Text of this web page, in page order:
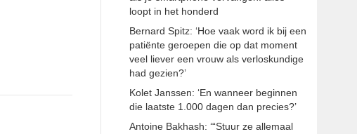
loopt in het honderd
Bernard Spitz: ‘Hoe vaak word ik bij een
patiënte geroepen die op dat moment
veel liever een vrouw als verloskundige
had gezien?’
Kolet Janssen: ‘En wanneer beginnen
die laatste 1.000 dagen dan precies?’
Antoine Bakhash: ‘“Stuur ze allemaal